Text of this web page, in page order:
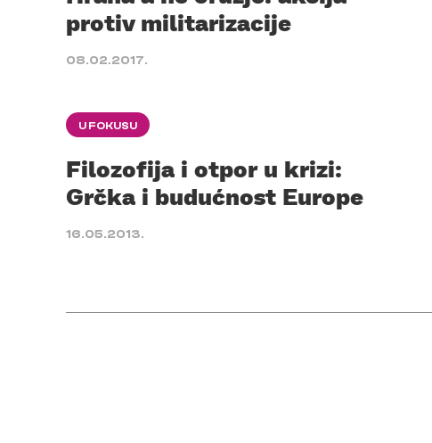
protiv militarizacije
08.02.2017.
U FOKUSU
Filozofija i otpor u krizi:
Grčka i budućnost Europe
16.05.2013.